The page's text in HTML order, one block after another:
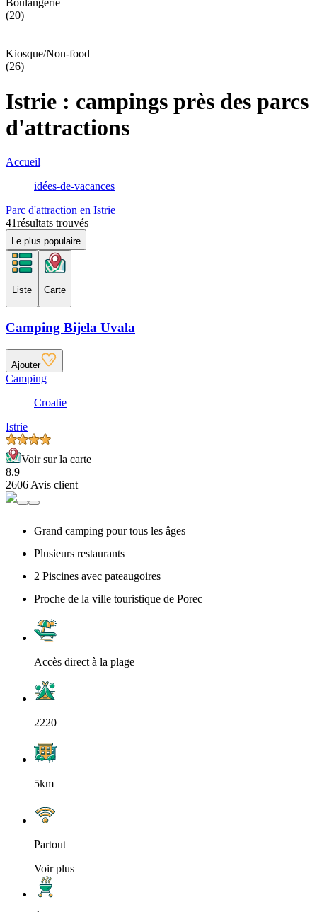
Boulangerie
(20)
Kiosque/Non-food
(26)
Istrie : campings près des parcs
d'attractions
Accueil
idées-de-vacances
Parc d'attraction en Istrie
41résultats trouvés
Le plus populaire
Liste Carte
Camping Bijela Uvala
Ajouter
Camping
Croatie
Istrie
Voir sur la carte
8.9
2606 Avis client
Grand camping pour tous les âges
Plusieurs restaurants
2 Piscines avec pateaugoires
Proche de la ville touristique de Porec
Accès direct à la plage
2220
5km
Partout
Voir plus